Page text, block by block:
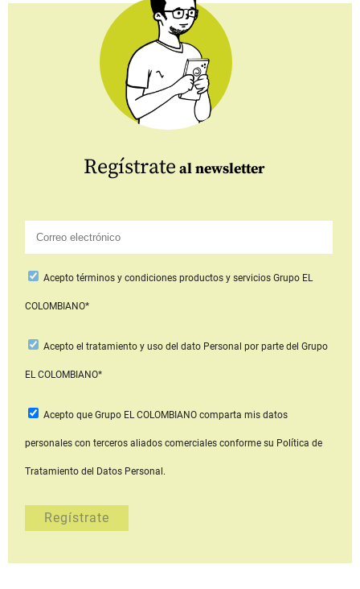
Regístrate al newsletter
Aceptotérminos y condiciones productos y serviciosGrupo EL
COLOMBIANO*
Acepto el tratamiento y uso del dato Personal por parte del Grupo
EL COLOMBIANO*
Acepto que Grupo EL COLOMBIANOcomparta mis datos
personales con terceros aliados comerciales conforme su Política de
Tratamiento del Datos Personal.